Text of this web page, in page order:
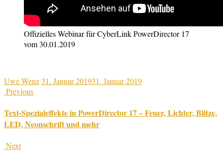
Offizielles Webinar für CyberLink PowerDirector 17
vom 30.01.2019
Uwe Wenz31. Januar 201931. Januar 2019
Previous
Text-Spezialeffekte in PowerDirector 17 – Feuer, Lichter, Blitze,
LED, Neonschrift und mehr
Next